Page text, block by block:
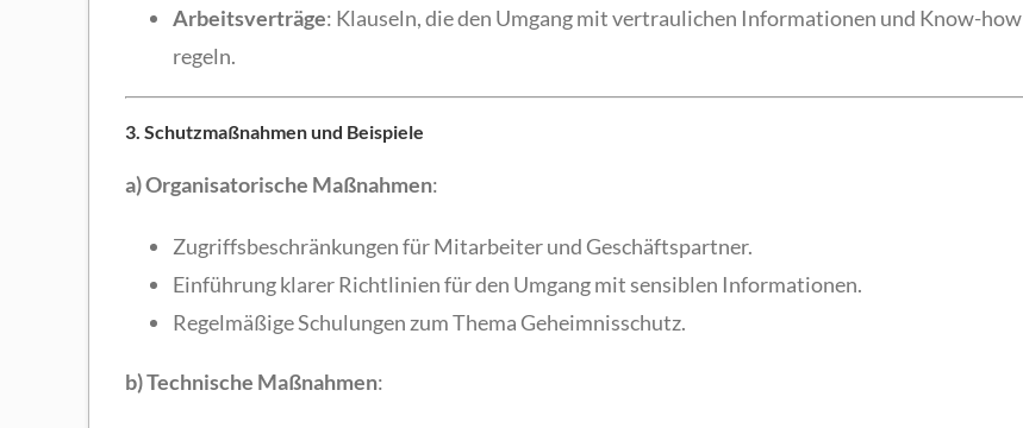
Arbeitsverträge: Klauseln, die den Umgang mit vertraulichen Informationen und Know-how
regeln.
3. Schutzmaßnahmen und Beispiele
a) Organisatorische Maßnahmen:
Zugriffsbeschränkungen für Mitarbeiter und Geschäftspartner.
Einführung klarer Richtlinien für den Umgang mit sensiblen Informationen.
Regelmäßige Schulungen zum Thema Geheimnisschutz.
b) Technische Maßnahmen: